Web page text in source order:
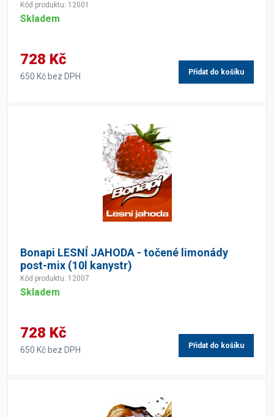
Kód produktu: 12001
Skladem
728 Kč
650 Kč bez DPH Přidat do košíku
Bonapi LESNÍ JAHODA - točené limonády
post-mix (10l kanystr)
Kód produktu: 12007
Skladem
728 Kč
650 Kč bez DPH Přidat do košíku